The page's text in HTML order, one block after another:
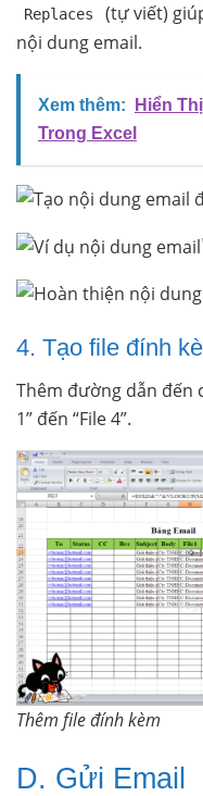
Replaces
(tự viết)
nội dung email.
Xem thêm:
Hiển
Trong Excel
4. Tạo file đính
Thêm đường dẫn đến
1” đến “File 4”.
Thêm file đính kèm
D. Gửi Email